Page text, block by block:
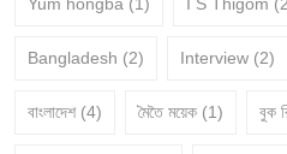
Yum hongba (1) I S Thigom
Bangladesh (2) Interview (2)
বাংলাদেশ (4) মৈতৈ ময়েক (1) বুক